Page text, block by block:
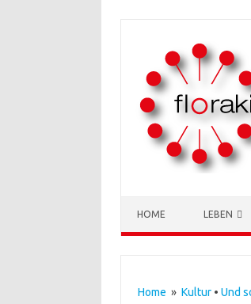
HOME LEBEN
Home » Kultur• Und